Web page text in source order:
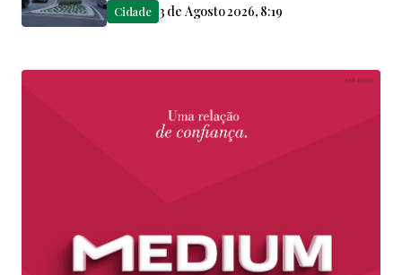
Cidade 3 de Agosto 2026, 8:19